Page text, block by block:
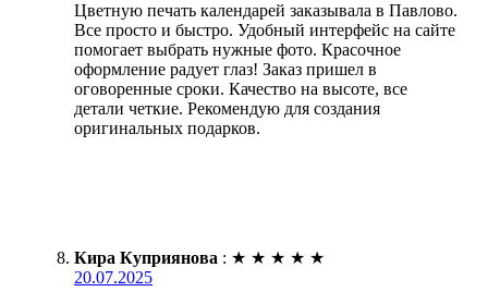
Цветную печать календарей заказывала в Павлово.
Все просто и быстро. Удобный интерфейс на сайте
помогает выбрать нужные фото. Красочное
оформление радует глаз! Заказ пришел в
оговоренные сроки. Качество на высоте, все
детали четкие. Рекомендую для создания
оригинальных подарков.
Кира Куприянова : ★ ★ ★ ★ ★
20.07.2025